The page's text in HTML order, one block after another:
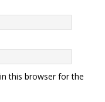
this browser for the